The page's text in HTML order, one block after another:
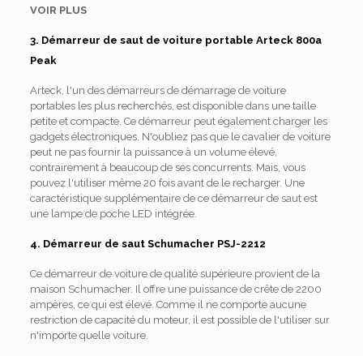
VOIR PLUS
3. Démarreur de saut de voiture portable Arteck 800a
Peak
Arteck, l'un des démarreurs de démarrage de voiture
portables les plus recherchés, est disponible dans une taille
petite et compacte. Ce démarreur peut également charger les
gadgets électroniques. N'oubliez pas que le cavalier de voiture
peut ne pas fournir la puissance à un volume élevé,
contrairement à beaucoup de ses concurrents. Mais, vous
pouvez l'utiliser même 20 fois avant de le recharger. Une
caractéristique supplémentaire de ce démarreur de saut est
une lampe de poche LED intégrée.
4. Démarreur de saut Schumacher PSJ-2212
Ce démarreur de voiture de qualité supérieure provient de la
maison Schumacher. Il offre une puissance de crête de 2200
ampères, ce qui est élevé. Comme il ne comporte aucune
restriction de capacité du moteur, il est possible de l'utiliser sur
n'importe quelle voiture.